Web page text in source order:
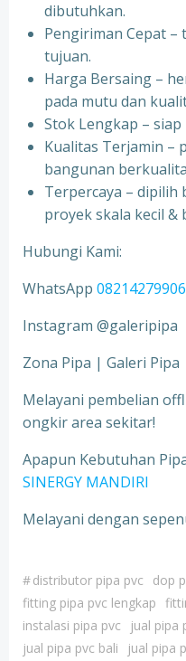
dibutuhkan.
Pengiriman Cepat –
tujuan.
Harga Bersaing –
pada mutu dan
Stok Lengkap – siap
Kualitas Terjamin –
bangunan
Terpercaya –
proyek skala kecil &
Hubungi
WhatsApp
Instagram @galeripipa
Zona Pipa | Galeri Pipa
Melayani pembelian
ongkir area sekitar!
Apapun Kebutuhan
SINERGY MANDIRI
Melayani dengan
#distributor pipa pvc dop
fitting pipa pvc lengkap
instalasi pipa pvc
jual pipa
jual pipa pvc bali
jual pipa